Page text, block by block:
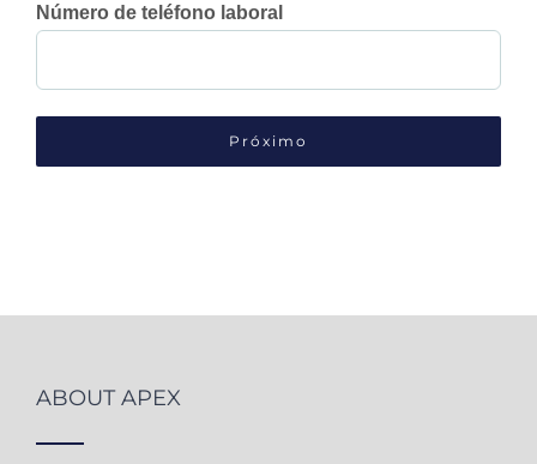
Número de teléfono laboral
ABOUT APEX